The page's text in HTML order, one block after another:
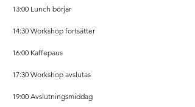
13:00 Lunch börjar
14:30 Workshop fortsätter
16:00 Kaffepaus
17:30 Workshop avslutas
19:00 Avslutningsmiddag